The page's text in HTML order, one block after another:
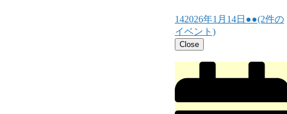
142026年1月14日 ●●(2件の
イベント)
Close